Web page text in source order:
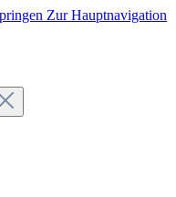
Zur Hauptnavigation